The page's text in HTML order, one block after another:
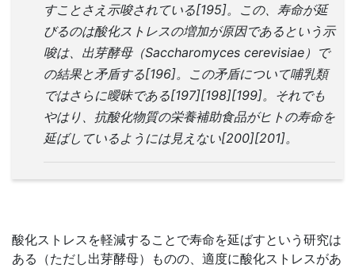
すことさえ示唆されている[195]。この、寿命が延
びるのは酸化ストレスの増加が原因であるという示
唆は、出芽酵母（Saccharomyces cerevisiae）で
の結果と矛盾する[196]。この矛盾について哺乳類
ではさらに曖昧である[197][198][199]。それでも
やはり、抗酸化物質の栄養補助食品がヒトの寿命を
延ばしているようには見えない[200][201]。
酸化ストレスを軽減することで寿命を延ばすという研究は
ある（ただし出芽酵母）ものの、適度に酸化ストレスがあ